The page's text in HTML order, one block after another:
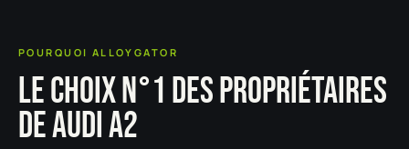
POURQUOI ALLOYGATOR
LE CHOIX N°1 DES PROPRIÉTAIRES
DE AUDI A2